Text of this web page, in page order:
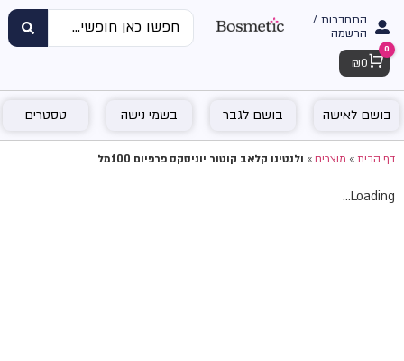
התחברות /
הרשמה
Cart
0
₪ 0
בושם לאישה בושם לגבר בשמי נישה טסטרים
דף הבית»מוצרים»ולנטינו קלאב קוטור יוניסקס פרפיום 100מל
Loading...